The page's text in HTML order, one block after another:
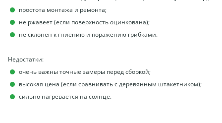
простота монтажа и ремонта;
не ржавеет (если поверхность оцинкована);
не склонен к гниению и поражению грибками.
Недостатки:
очень важны точные замеры перед сборкой;
высокая цена (если сравнивать с деревянным штакетником);
сильно нагревается на солнце.